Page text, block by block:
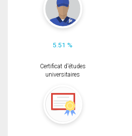
5.51 %
Certificat d'études
universitaires